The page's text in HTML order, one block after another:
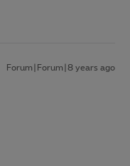
Forum|Forum|8 years ago